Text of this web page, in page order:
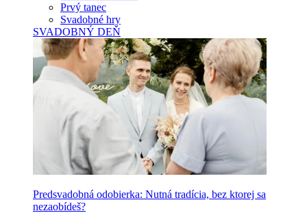
Prvý tanec
Svadobné hry
SVADOBNÝ DEŇ
Predsvadobná odobierka: Nutná tradícia, bez ktorej sa
nezaobídeš?